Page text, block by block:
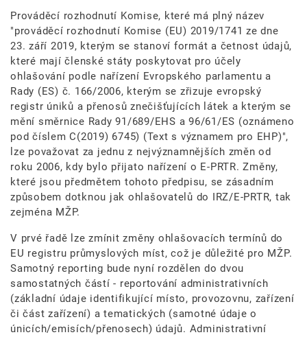
Prováděcí rozhodnutí Komise, které má plný název
"prováděcí rozhodnutí Komise (EU) 2019/1741 ze dne
23. září 2019, kterým se stanoví formát a četnost údajů,
které mají členské státy poskytovat pro účely
ohlašování podle nařízení Evropského parlamentu a
Rady (ES) č. 166/2006, kterým se zřizuje evropský
registr úniků a přenosů znečišťujících látek a kterým se
mění směrnice Rady 91/689/EHS a 96/61/ES (oznámeno
pod číslem C(2019) 6745) (Text s významem pro EHP)",
lze považovat za jednu z nejvýznamnějších změn od
roku 2006, kdy bylo přijato nařízení o E-PRTR. Změny,
které jsou předmětem tohoto předpisu, se zásadním
způsobem dotknou jak ohlašovatelů do IRZ/E-PRTR, tak
zejména MŽP.
V prvé řadě lze zmínit změny ohlašovacích termínů do
EU registru průmyslových míst, což je důležité pro MŽP.
Samotný reporting bude nyní rozdělen do dvou
samostatných částí - reportování administrativních
(základní údaje identifikující místo, provozovnu, zařízení
či část zařízení) a tematických (samotné údaje o
únicích/emisích/přenosech) údajů. Administrativní